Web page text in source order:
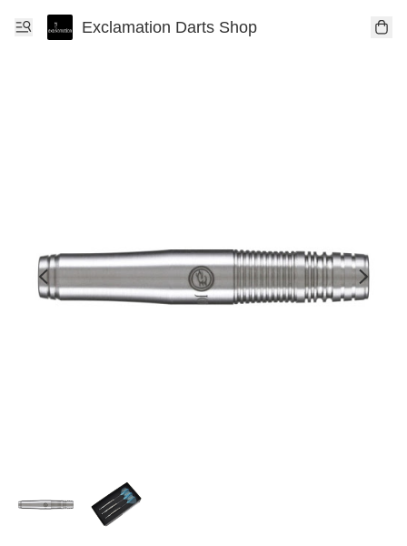
Exclamation Darts Shop